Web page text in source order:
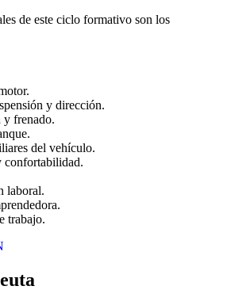
de este ciclo formativo son los
y dirección.
y frenado.
del vehículo.
confortabilidad.
laboral.
trabajo.